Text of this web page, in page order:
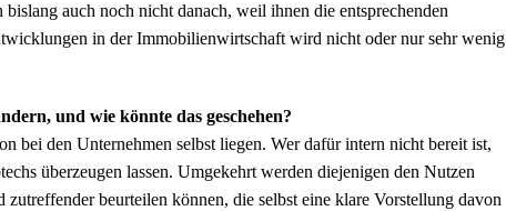
auch noch nicht danach, weil ihnen die entsprechenden
in der Immobilienwirtschaft wird nicht oder nur sehr wenig
und wie könnte das geschehen?
bei den Unternehmen selbst liegen. Wer dafür intern nicht bereit ist,
überzeugen lassen. Umgekehrt werden diejenigen den Nutzen
beurteilen können, die selbst eine klare Vorstellung davon